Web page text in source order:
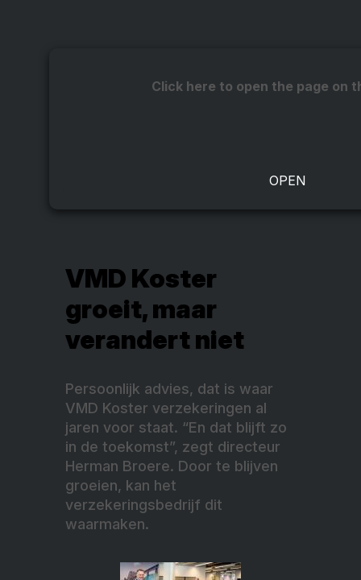
Click here to open the page on
VMD Koster
groeit, maar
verandert niet
Persoonlijk advies, dat is waar
VMD Koster verzekeringen al
jaren voor staat. “En dat blijft zo
in de toekomst”, zegt directeur
Herman Broere. Door te blijven
groeien, kan het
verzekeringsbedrijf dit
waarmaken.